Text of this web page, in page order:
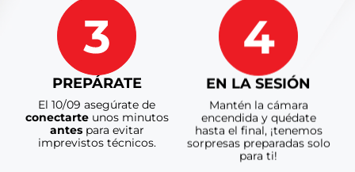
PREPÁRATE
El 10/09 asegúrate de
conectarteunos minutos
antespara evitar
imprevistos técnicos.
EN LA SESIÓN
Mantén la cámara
encendida y quédate
hasta el final, ¡tenemos
sorpresas preparadas solo
para ti!